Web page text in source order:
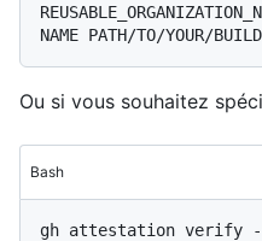
Ou si vous souhaitez
Bash
gh attestation verify -o